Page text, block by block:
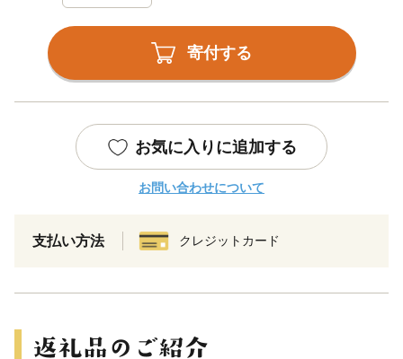
寄付する
お気に入りに追加する
お問い合わせについて
支払い方法 クレジットカード